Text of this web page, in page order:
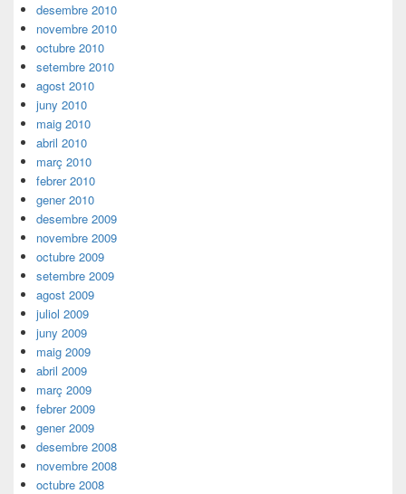
desembre 2010
novembre 2010
octubre 2010
setembre 2010
agost 2010
juny 2010
maig 2010
abril 2010
març 2010
febrer 2010
gener 2010
desembre 2009
novembre 2009
octubre 2009
setembre 2009
agost 2009
juliol 2009
juny 2009
maig 2009
abril 2009
març 2009
febrer 2009
gener 2009
desembre 2008
novembre 2008
octubre 2008